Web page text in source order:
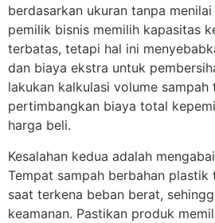
berdasarkan ukuran tanpa
pemilik bisnis memilih kapasitas
terbatas, tetapi hal ini
dan biaya ekstra untuk
lakukan kalkulasi volume sampah
pertimbangkan biaya total
harga beli.
Kesalahan kedua adalah
Tempat sampah berbahan plastik
saat terkena beban berat,
keamanan. Pastikan produk